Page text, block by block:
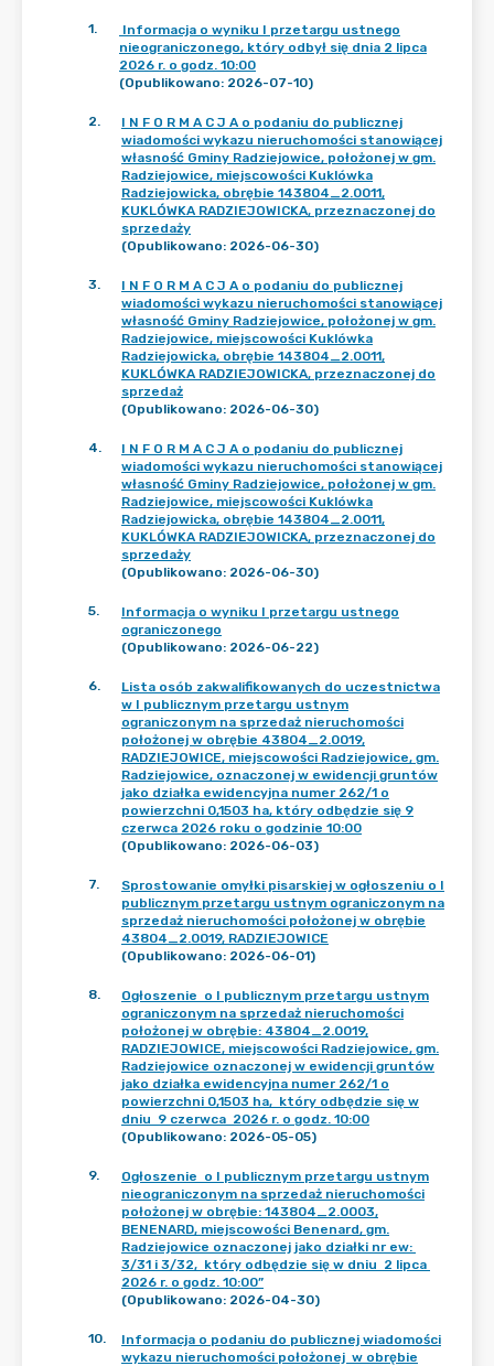
1.
Informacja o wyniku I przetargu ustnego
nieograniczonego, który odbył się dnia 2 lipca
2026 r. o godz. 10:00
(Opublikowano: 2026-07-10)
2.
I N F O R M A C J A o podaniu do publicznej
wiadomości wykazu nieruchomości stanowiącej
własność Gminy Radziejowice, położonej w gm.
Radziejowice, miejscowości Kuklówka
Radziejowicka, obrębie 143804_2.0011,
KUKLÓWKA RADZIEJOWICKA, przeznaczonej do
sprzedaży
(Opublikowano: 2026-06-30)
3.
I N F O R M A C J A o podaniu do publicznej
wiadomości wykazu nieruchomości stanowiącej
własność Gminy Radziejowice, położonej w gm.
Radziejowice, miejscowości Kuklówka
Radziejowicka, obrębie 143804_2.0011,
KUKLÓWKA RADZIEJOWICKA, przeznaczonej do
sprzedaż
(Opublikowano: 2026-06-30)
4.
I N F O R M A C J A o podaniu do publicznej
wiadomości wykazu nieruchomości stanowiącej
własność Gminy Radziejowice, położonej w gm.
Radziejowice, miejscowości Kuklówka
Radziejowicka, obrębie 143804_2.0011,
KUKLÓWKA RADZIEJOWICKA, przeznaczonej do
sprzedaży
(Opublikowano: 2026-06-30)
5.
Informacja o wyniku I przetargu ustnego
ograniczonego
(Opublikowano: 2026-06-22)
6.
Lista osób zakwalifikowanych do uczestnictwa
w I publicznym przetargu ustnym
ograniczonym na sprzedaż nieruchomości
położonej w obrębie 43804_2.0019,
RADZIEJOWICE, miejscowości Radziejowice, gm.
Radziejowice, oznaczonej w ewidencji gruntów
jako działka ewidencyjna numer 262/1 o
powierzchni 0,1503 ha, który odbędzie się 9
czerwca 2026 roku o godzinie 10:00
(Opublikowano: 2026-06-03)
7.
Sprostowanie omyłki pisarskiej w ogłoszeniu o I
publicznym przetargu ustnym ograniczonym na
sprzedaż nieruchomości położonej w obrębie
43804_2.0019, RADZIEJOWICE
(Opublikowano: 2026-06-01)
8.
Ogłoszenie o I publicznym przetargu ustnym
ograniczonym na sprzedaż nieruchomości
położonej w obrębie: 43804_2.0019,
RADZIEJOWICE, miejscowości Radziejowice, gm.
Radziejowice oznaczonej w ewidencji gruntów
jako działka ewidencyjna numer 262/1 o
powierzchni 0,1503 ha, który odbędzie się w
dniu 9 czerwca 2026 r. o godz. 10:00
(Opublikowano: 2026-05-05)
9.
Ogłoszenie o I publicznym przetargu ustnym
nieograniczonym na sprzedaż nieruchomości
położonej w obrębie: 143804_2.0003,
BENENARD, miejscowości Benenard, gm.
Radziejowice oznaczonej jako działki nr ew:
3/31 i 3/32, który odbędzie się w dniu 2 lipca
2026 r. o godz. 10:00”
(Opublikowano: 2026-04-30)
10.
Informacja o podaniu do publicznej wiadomości
wykazu nieruchomości położonej w obrębie